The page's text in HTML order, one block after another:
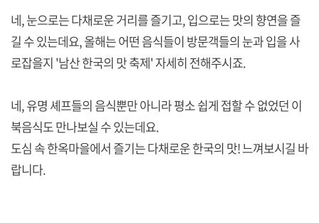
네, 눈으로는 다채로운 거리를 즐기고, 입으로는 맛의 향연을 즐
길 수 있는데요, 올해는 어떤 음식들이 방문객들의 눈과 입을 사
로잡을지 '남산 한국의 맛 축제' 자세히 전해주시죠.
네, 유명 셰프들의 음식뿐만 아니라 평소 쉽게 접할 수 없었던 이
북음식도 만나보실 수 있는데요.
도심 속 한옥마을에서 즐기는 다채로운 한국의 맛! 느껴보시길 바
랍니다.